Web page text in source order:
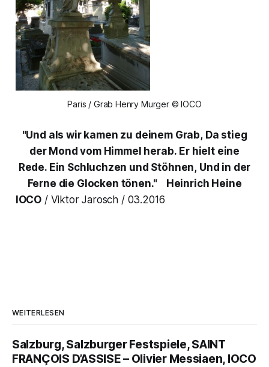
Paris / Grab Henry Murger © IOCO
"Und als wir kamen zu deinem Grab, Da stieg
der Mond vom Himmel herab. Er hielt eine
Rede. Ein Schluchzen und Stöhnen, Und in der
Ferne die Glocken tönen."
Heinrich Heine
IOCO / Viktor Jarosch / 03.2016
WEITERLESEN
Salzburg, Salzburger Festspiele, SAINT
FRANÇOIS D’ASSISE – Olivier Messiaen, IOCO